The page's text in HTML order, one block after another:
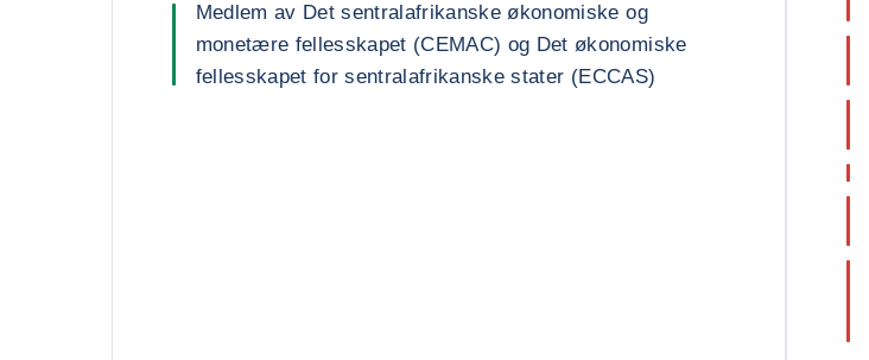
Medlem av Det sentralafrikanske økonomiske og
monetære fellesskapet (CEMAC) og Det økonomiske
fellesskapet for sentralafrikanske stater (ECCAS)